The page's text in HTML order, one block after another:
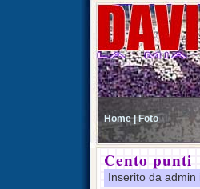
Home | Foto
Cento punti
Inserito da